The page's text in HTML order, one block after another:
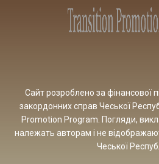
Сайт розроблено за фінансової
закордонних справ Чеської
Promotion Program. Погляди,
належать авторам і не
Чеської